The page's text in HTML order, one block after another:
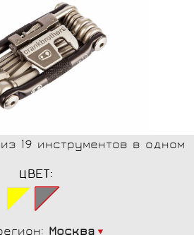
19 инструментов в одном
ЦВЕТ: